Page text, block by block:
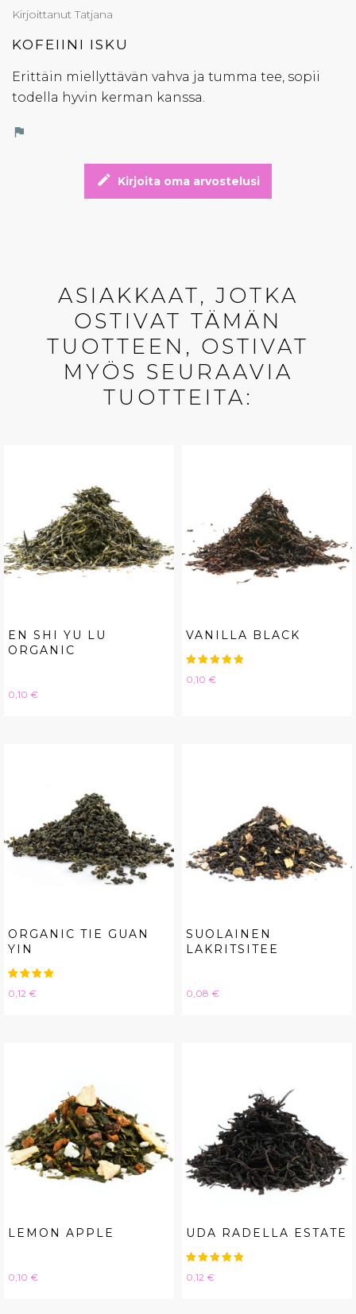
Kirjoittanut Tatjana
KOFEIINI ISKU
Erittäin miellyttävän vahva ja tumma tee, sopii
todella hyvin kerman kanssa.
flag
edit Kirjoita oma arvostelusi
ASIAKKAAT, JOTKA
OSTIVAT TÄMÄN
TUOTTEEN, OSTIVAT
MYÖS SEURAAVIA
TUOTTEITA:
EN SHI YU LU
ORGANIC
Hinta
0,10 €
VANILLA BLACK
Hinta
0,10 €
ORGANIC TIE GUAN
YIN
Hinta
0,12 €
SUOLAINEN
LAKRITSITEE
Hinta
0,08 €
LEMON APPLE
Hinta
0,10 €
UDA RADELLA ESTATE
Hinta
0,12 €